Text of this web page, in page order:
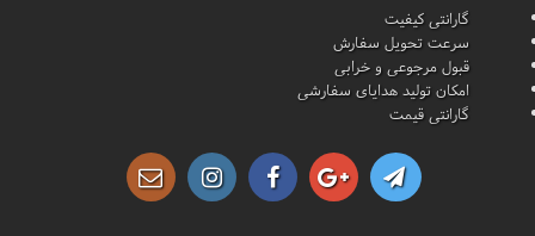
گارانتی کیفیت
سرعت تحویل سفارش
قبول مرجوعی و خرابی
امکان تولید هدایای سفارشی
گارانتی قیمت